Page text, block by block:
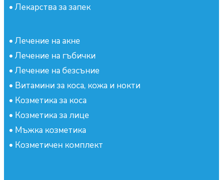
• Лекарства за запек
• Лечение на акне
• Лечение на гъбички
• Лечение на безсъние
• Витамини за коса, кожа и нокти
• Козметика за коса
• Козметика за лице
• Мъжка козметика
• Козметичен комплект